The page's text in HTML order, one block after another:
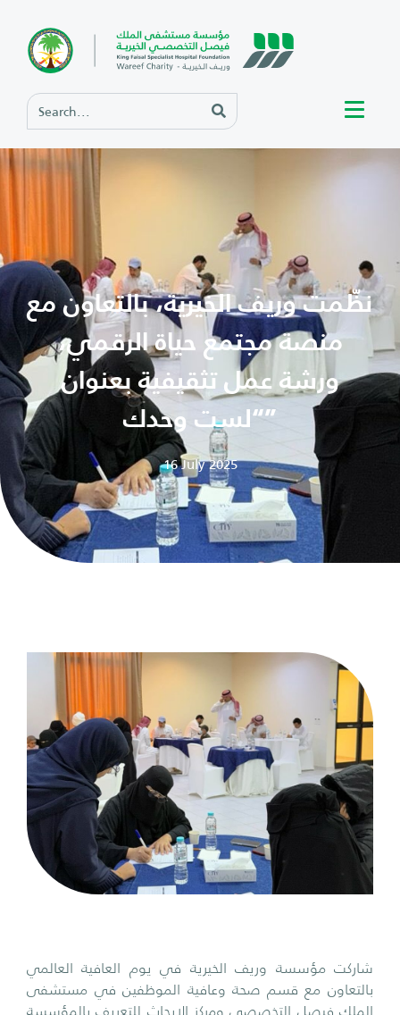
نظّمت وريف الخيرية، بالتعاون مع
منصة مجتمع حياة الرقمي،
ورشة عمل تثقيفية بعنوان
“لست وحدك”
16 July 2025
شاركت مؤسسة وريف الخيرية في يوم العافية العالمي
بالتعاون مع قسم صحة وعافية الموظفين في مستشفى